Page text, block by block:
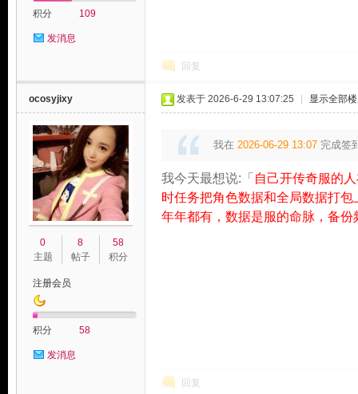
积分 109
发消息
回复
ocosyjixy
0
主题
8
帖子
58
积分
注册会员
积分 58
发消息
发表于 2026-6-29 13:07:25 显示全部
我在 2026-06-29 13:07完成签
我今天最想说:「 自己开传奇服的
时任务把角色数据和全局数据打
年年都有，数据是服的命脉，备
回复